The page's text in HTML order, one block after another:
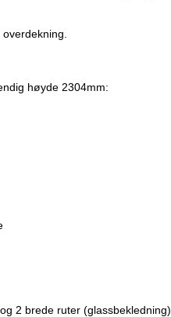
høyde 2304mm:
2 brede ruter (glassbekledning)